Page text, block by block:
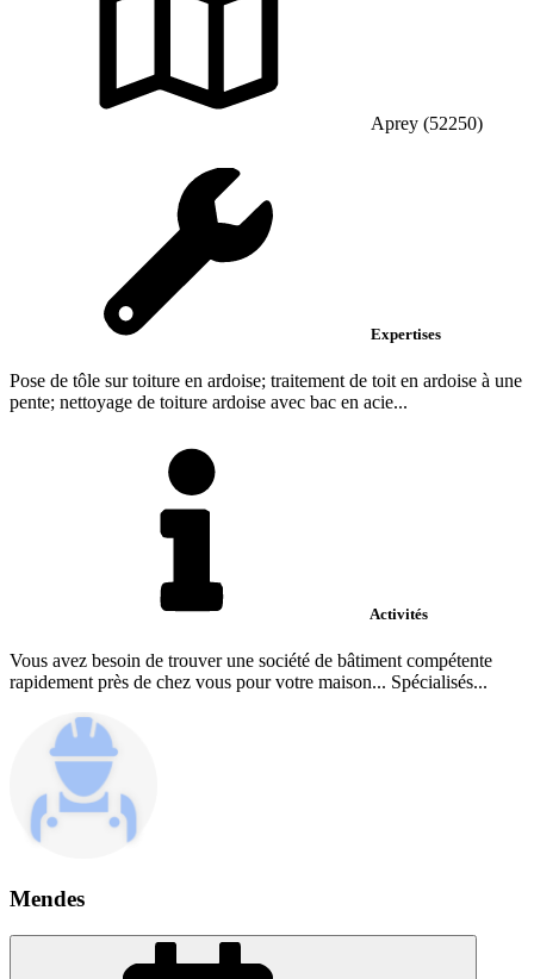
Aprey (52250)
Expertises
Pose de tôle sur toiture en ardoise; traitement de toit en ardoise à une
pente; nettoyage de toiture ardoise avec bac en acie...
Activités
Vous avez besoin de trouver une société de bâtiment compétente
rapidement près de chez vous pour votre maison... Spécialisés...
Mendes